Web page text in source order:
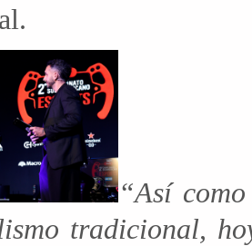
“Así
tradicional,